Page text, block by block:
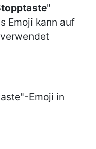
"
Emoji kann auf
verwendet
Emoji in